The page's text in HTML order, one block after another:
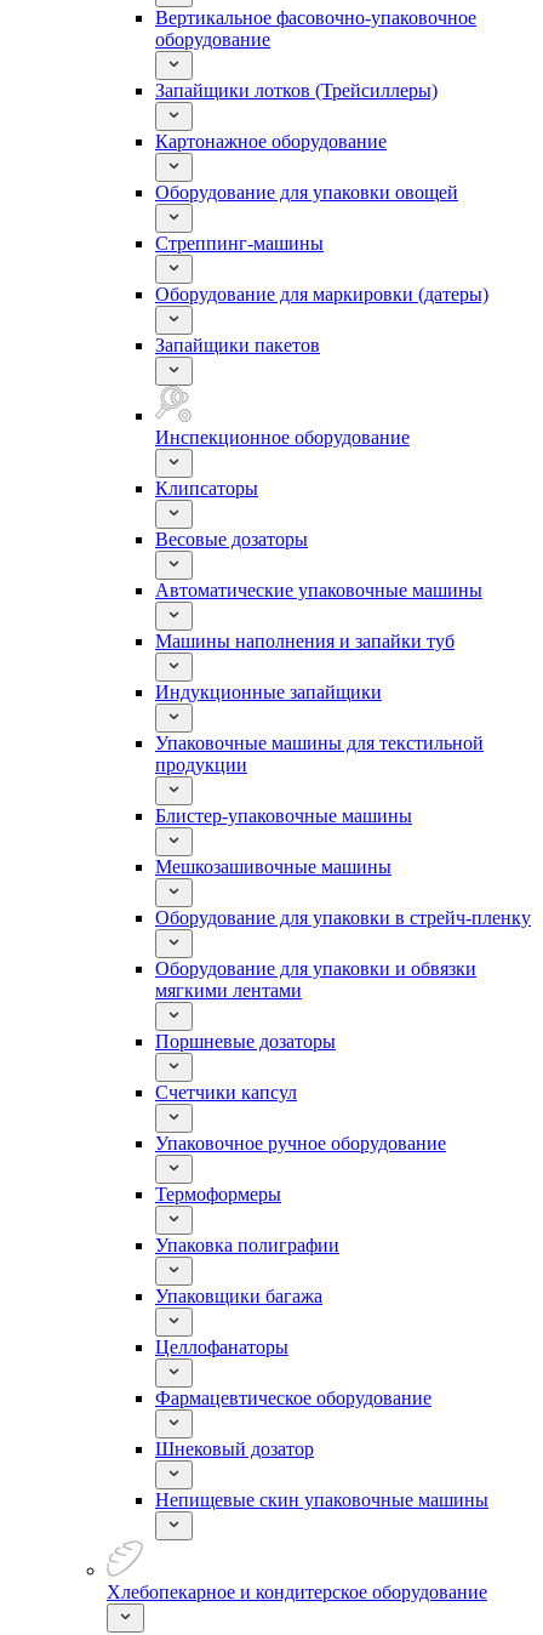
Вертикальное фасовочно-упаковочное
оборудование
Запайщики лотков (Трейсиллеры)
Картонажное оборудование
Оборудование для упаковки овощей
Стреппинг-машины
Оборудование для маркировки (датеры)
Запайщики пакетов
Инспекционное оборудование
Клипсаторы
Весовые дозаторы
Автоматические упаковочные машины
Машины наполнения и запайки туб
Индукционные запайщики
Упаковочные машины для текстильной
продукции
Блистер-упаковочные машины
Мешкозашивочные машины
Оборудование для упаковки в стрейч-пленку
Оборудование для упаковки и обвязки
мягкими лентами
Поршневые дозаторы
Счетчики капсул
Упаковочное ручное оборудование
Термоформеры
Упаковка полиграфии
Упаковщики багажа
Целлофанаторы
Фармацевтическое оборудование
Шнековый дозатор
Непищевые скин упаковочные машины
Хлебопекарное и кондитерское оборудование